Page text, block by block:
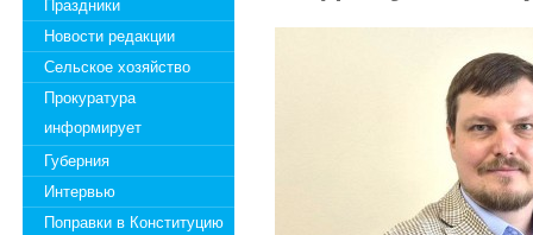
Праздники
Новости редакции
Сельское хозяйство
Прокуратура
информирует
Губерния
Интервью
Поправки в Конституцию